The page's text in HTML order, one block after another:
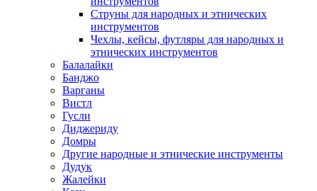
Струны для народных и этнических
инструментов
Чехлы, кейсы, футляры для народных и
этнических инструментов
Балалайки
Банджо
Варганы
Вистл
Гусли
Диджериду
Домры
Другие народные и этнические инструменты
Дудук
Жалейки